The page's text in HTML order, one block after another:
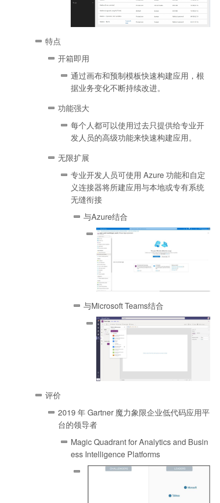
特点
开箱即用
通过画布和预制模板快速构建应用，根
据业务变化不断持续改进。
功能强大
每个人都可以使用过去只提供给专业开
发人员的高级功能来快速构建应用。
无限扩展
专业开发人员可使用 Azure 功能和自定
义连接器将所建应用与本地或专有系统
无缝衔接
与Azure结合
与Microsoft Teams结合
评价
2019 年 Gartner 魔力象限企业低代码应用平
台的领导者
Magic Quadrant for Analytics and Busin
ess Intelligence Platforms